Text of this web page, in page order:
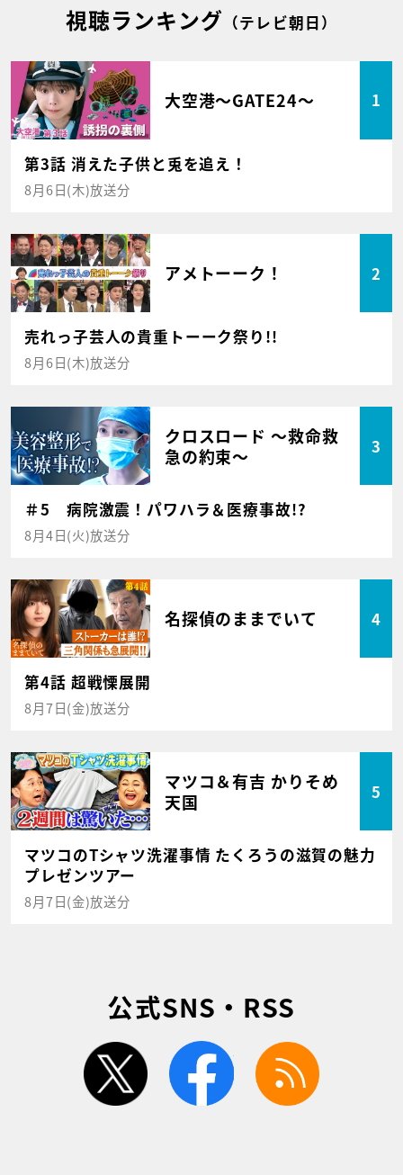
視聴ランキング （テレビ朝日）
大空港～GATE24～ 1
第3話 消えた子供と兎を追え！
8月6日(木)放送分
アメトーーク！ 2
売れっ子芸人の貴重トーーク祭り!!
8月6日(木)放送分
クロスロード ～救命救
急の約束～
3
＃5 病院激震！パワハラ＆医療事故!?
8月4日(火)放送分
名探偵のままでいて 4
第4話 超戦慄展開
8月7日(金)放送分
マツコ＆有吉 かりそめ
天国
5
マツコのTシャツ洗濯事情 たくろうの滋賀の魅力
プレゼンツアー
8月7日(金)放送分
公式SNS・RSS
twitter facebook